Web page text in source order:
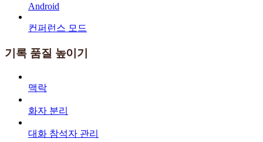
Android
컨퍼런스 모드
기록 품질 높이기
맥락
화자 분리
대화 참석자 관리